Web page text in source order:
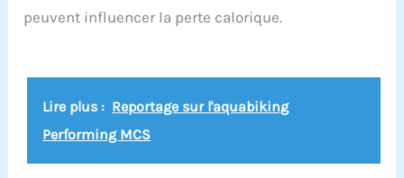
Résistance et pédales : les pédales sont
Préconisation : votre aquabike peut rester
Cependant, pour augmenter plus encore sa durée
peuvent influencer la perte calorique.
Lire plus : Reportage sur l'aquabiking
Performing MCS